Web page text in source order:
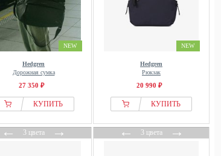
NEW
Hedgren
Дорожная сумка
27 350 ₽
КУПИТЬ
NEW
Hedgren
Рюкзак
20 990 ₽
КУПИТЬ
←3 цвета→ ←3 цвета→